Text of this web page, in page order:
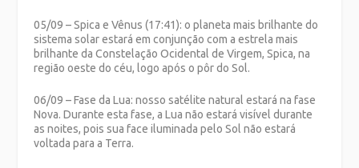
05/09 – Spica e Vênus (17:41): o planeta mais brilhante do
sistema solar estará em conjunção com a estrela mais
brilhante da Constelação Ocidental de Virgem, Spica, na
região oeste do céu, logo após o pôr do Sol.
06/09 – Fase da Lua: nosso satélite natural estará na fase
Nova. Durante esta fase, a Lua não estará visível durante
as noites, pois sua face iluminada pelo Sol não estará
voltada para a Terra.